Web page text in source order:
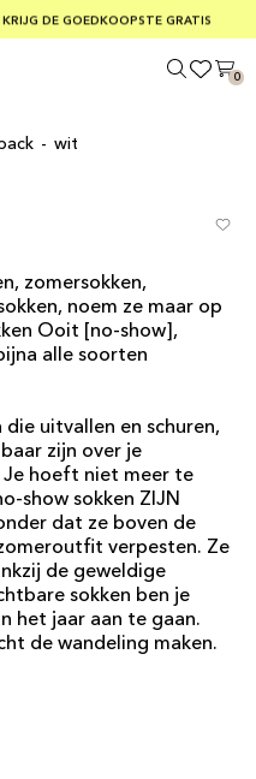
DE GOEDKOOPSTE GRATIS
BOVEN €75
MET KLARNA
0
- wit
zomersokken,
noem ze maar op
Ooit [no-show],
alle soorten
uitvallen en schuren,
zijn over je
Je hoeft niet meer te
show sokken ZIJN
dat ze boven de
verpesten. Ze
de geweldige
sokken ben je
het jaar aan te gaan.
de wandeling maken.